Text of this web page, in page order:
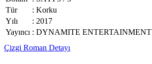
Tür
: Korku
Yılı
: 2017
Yayıncı : DYNAMITE ENTERTAINMENT
Çizgi Roman Detayı